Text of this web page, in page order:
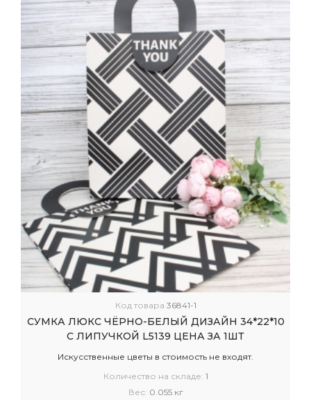
Код товара 36841-1
СУМКА ЛЮКС ЧЁРНО-БЕЛЫЙ ДИЗАЙН 34*22*10
С ЛИПУЧКОЙ L5139 ЦЕНА ЗА 1ШТ
Искусственные цветы в стоимость не входят.
Количество на складе: 1
Вес: 0.055 кг